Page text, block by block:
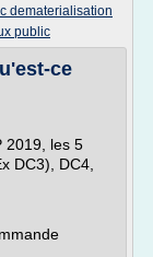
dematerialisation
public
ce
2019, les 5
DC3), DC4,